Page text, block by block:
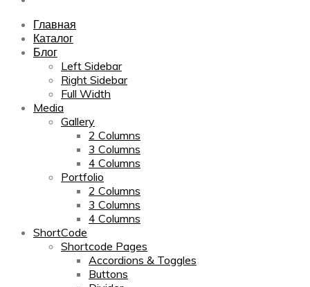
Главная
Каталог
Блог
Left Sidebar
Right Sidebar
Full Width
Media
Gallery
2 Columns
3 Columns
4 Columns
Portfolio
2 Columns
3 Columns
4 Columns
ShortCode
Shortcode Pages
Accordions & Toggles
Buttons